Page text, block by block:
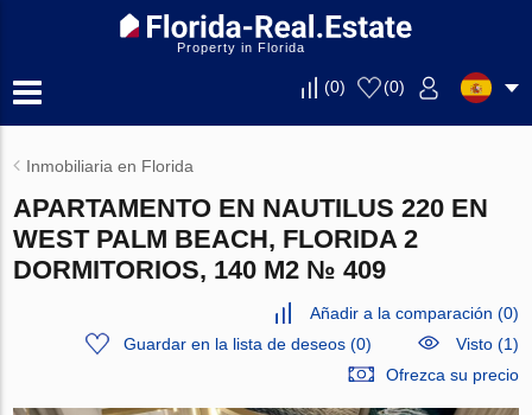
Property in Florida
(0) (0)
Inmobiliaria en Florida
APARTAMENTO EN NAUTILUS 220 EN
WEST PALM BEACH, FLORIDA 2
DORMITORIOS, 140 M2 № 409
Añadir a la comparación (0)
Guardar en la lista de deseos(0)
Visto (1)
Ofrezca su precio